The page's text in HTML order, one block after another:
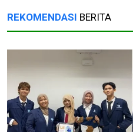
REKOMENDASI BERITA